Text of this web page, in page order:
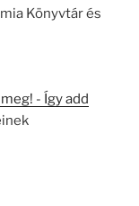
Könyvtár és
- Így add